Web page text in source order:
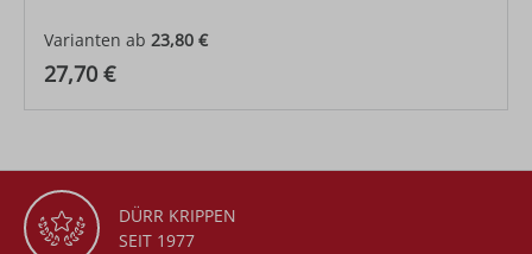
Varianten ab 23,80 €
Regulärer Preis:
27,70 €
DÜRR KRIPPEN
SEIT 1977